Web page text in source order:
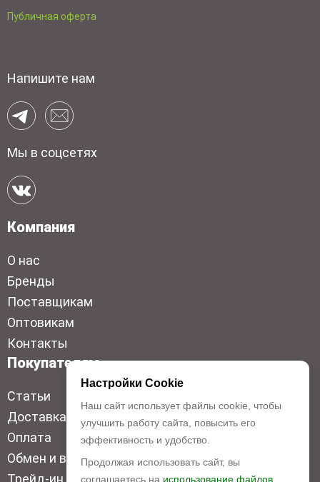
Публичная оферта
Напишите нам
Мы в соцсетях
Компания
О нас
Бренды
Поставщикам
Оптовикам
Контакты
Покупателям
Статьи
Доставка
Оплата
Обмен и возврат
Трейд-ин
Настройки Cookie
Наш сайт использует файлы cookie, чтобы
улучшить работу сайта, повысить его
эффективность и удобство.
Продолжая использовать сайт, вы
соглашаетесь на использование файлов